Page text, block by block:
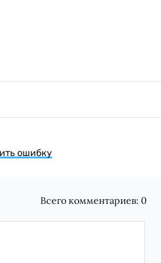
ошибку
Всего комментариев: 0